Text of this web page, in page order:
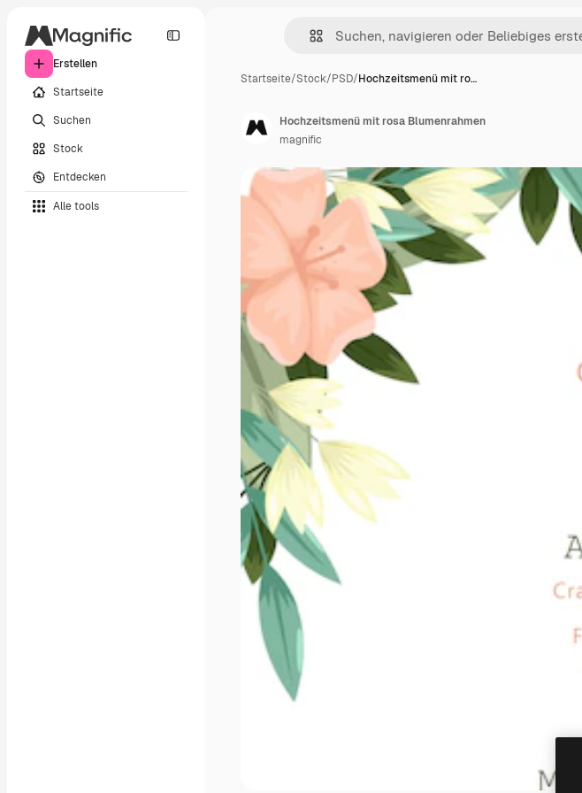
Erstellen
Startseite
Suchen
Stock
Entdecken
Alle tools
Startseite/Stock/PSD/Hochzeitsmenü mit ro…
Hochzeitsmenü mit rosa Blumenrahmen
magnific